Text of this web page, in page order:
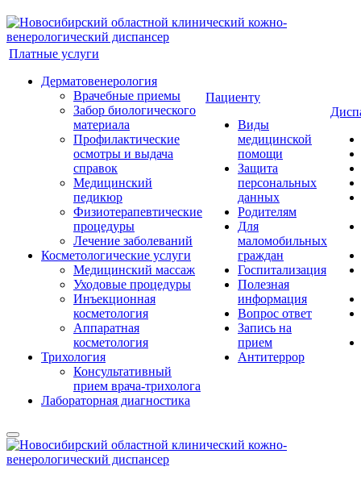
Платные услуги
Дерматовенерология
Врачебные приемы
Забор биологического
материала
Профилактические
осмотры и выдача
справок
Медицинский
педикюр
Физиотерапевтические
процедуры
Лечение заболеваний
Косметологические услуги
Медицинский массаж
Уходовые процедуры
Инъекционная
косметология
Аппаратная
косметология
Трихология
Консультативный
прием врача-трихолога
Лабораторная диагностика
Пациенту
Виды
медицинской
помощи
Защита
персональных
данных
Родителям
Для
маломобильных
граждан
Госпитализация
Полезная
информация
Вопрос ответ
Запись на
прием
Антитеррор